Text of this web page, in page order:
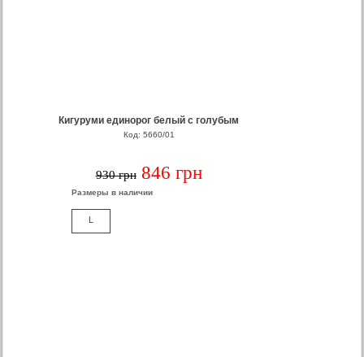
Кигуруми единорог белый с голубым
Код: 5660/01
930 грн 846 грн
Размеры в наличии
L